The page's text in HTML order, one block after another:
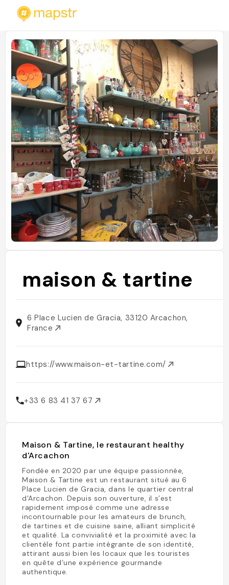
maison & tartine
6 Place Lucien de Gracia, 33120 Arcachon,
France
https://www.maison-et-tartine.com/
+33 6 83 41 37 67
Maison & Tartine, le restaurant healthy
d'Arcachon
Fondée en 2020 par une équipe passionnée,
Maison & Tartine est un restaurant situé au 6
Place Lucien de Gracia, dans le quartier central
d'Arcachon. Depuis son ouverture, il s’est
rapidement imposé comme une adresse
incontournable pour les amateurs de brunch,
de tartines et de cuisine saine, alliant simplicité
et qualité. La convivialité et la proximité avec la
clientèle font partie intégrante de son identité,
attirant aussi bien les locaux que les touristes
en quête d’une expérience gourmande
authentique.